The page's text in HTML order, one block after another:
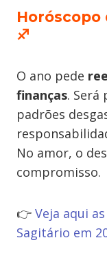
Horóscopo
♐
O ano pede
finanças. Será
padrões
No amor, o
compromisso.
👉 Veja aqui
Sagitário em